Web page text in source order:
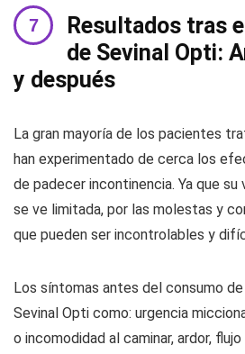
Resultados tras
de Sevinal Opti:
y después
La gran mayoría de los pacientes
han experimentado de cerca los
de padecer incontinencia. Ya que su
se ve limitada, por las molestas y
que pueden ser incontrolables y
Los síntomas antes del consumo de
Sevinal Opti como: urgencia
o incomodidad al caminar, ardor,